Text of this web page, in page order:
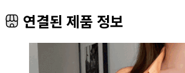
연결된 제품 정보